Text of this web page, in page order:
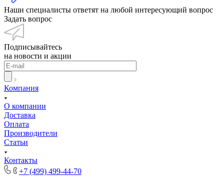
Наши специалисты ответят на любой интересующий вопрос
Задать вопрос
Подписывайтесь
на новости и акции
Компания
О компании
Доставка
Оплата
Производители
Статьи
Контакты
+7 (499) 499-44-70